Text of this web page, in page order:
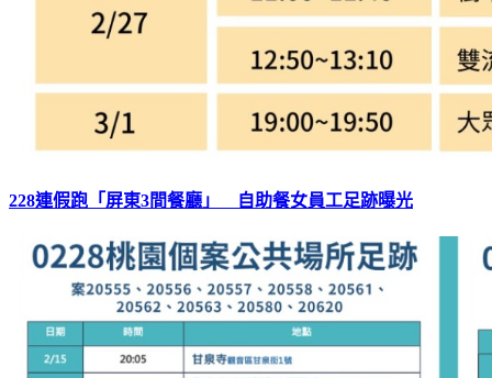
228連假跑「屏東3間餐廳」 自助餐女員工足跡曝光